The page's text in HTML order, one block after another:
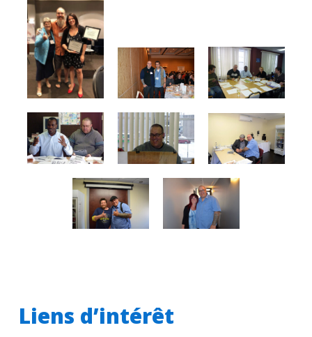
Liens d’intérêt